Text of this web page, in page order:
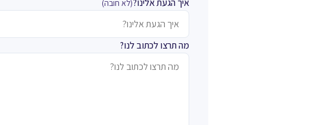
איך הגעת אלינו?(לא חובה)
מה תרצו לכתוב לנו?